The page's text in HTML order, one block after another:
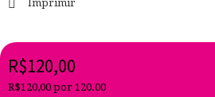
Imprimir
R$120,00
R$120,00 por 120.00